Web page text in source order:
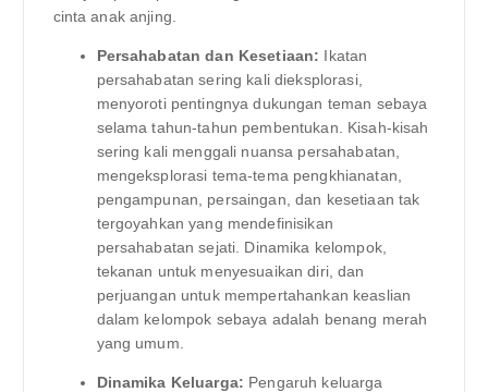
cinta anak anjing.
Persahabatan dan Kesetiaan: Ikatan
persahabatan sering kali dieksplorasi,
menyoroti pentingnya dukungan teman sebaya
selama tahun-tahun pembentukan. Kisah-kisah
sering kali menggali nuansa persahabatan,
mengeksplorasi tema-tema pengkhianatan,
pengampunan, persaingan, dan kesetiaan tak
tergoyahkan yang mendefinisikan
persahabatan sejati. Dinamika kelompok,
tekanan untuk menyesuaikan diri, dan
perjuangan untuk mempertahankan keaslian
dalam kelompok sebaya adalah benang merah
yang umum.
Dinamika Keluarga: Pengaruh keluarga